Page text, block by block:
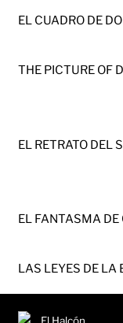
EL CUADRO DE
THE PICTURE OF
EL RETRATO DEL
EL FANTASMA DE
LAS LEYES DE LA